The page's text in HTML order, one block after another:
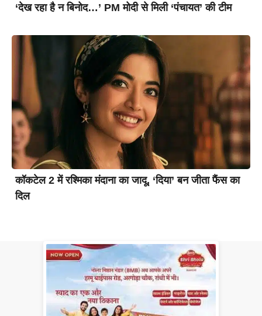
‘देख रहा है न बिनोद…’ PM मोदी से मिली ‘पंचायत’ की टीम
कॉकटेल 2 में रश्मिका मंदाना का जादू, ‘दिया’ बन जीता फैंस का
दिल